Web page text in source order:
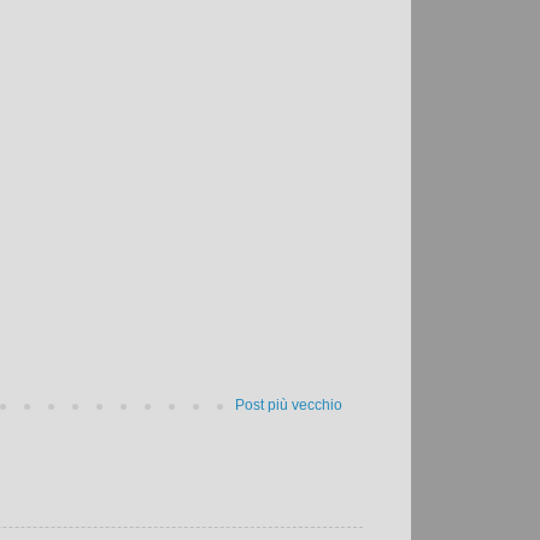
Post più vecchio